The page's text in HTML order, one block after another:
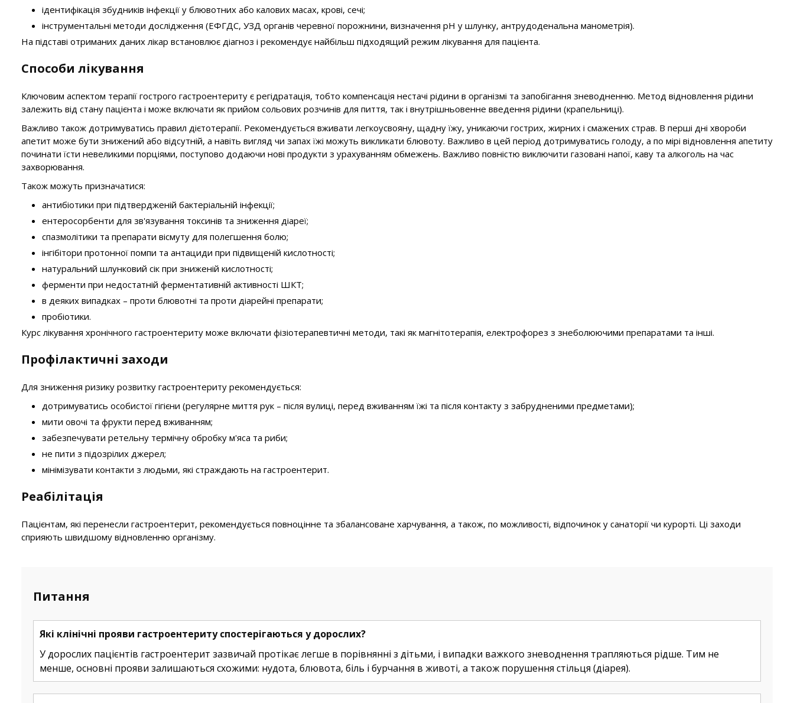
ідентифікація збудників інфекції у блювотних або калових масах, крові, сечі;
інструментальні методи дослідження (ЕФГДС, УЗД органів черевної порожнини, визначення рН у шлунку, антрудоденальна манометрія).
На підставі отриманих даних лікар встановлює діагноз і рекомендує найбільш підходящий режим лікування для пацієнта.
Способи лікування
Ключовим аспектом терапії гострого гастроентериту є регідратація, тобто компенсація нестачі рідини в організмі та запобігання зневодненню. Метод відновлення рідини
залежить від стану пацієнта і може включати як прийом сольових розчинів для пиття, так і внутрішньовенне введення рідини (крапельниці).
Важливо також дотримуватись правил дієтотерапії. Рекомендується вживати легкоусвояну, щадну їжу, уникаючи гострих, жирних і смажених страв. В перші дні хвороби
апетит може бути знижений або відсутній, а навіть вигляд чи запах їжі можуть викликати блювоту. Важливо в цей період дотримуватись голоду, а по мірі відновлення апетиту
починати їсти невеликими порціями, поступово додаючи нові продукти з урахуванням обмежень. Важливо повністю виключити газовані напої, каву та алкоголь на час
захворювання.
Також можуть призначатися:
антибіотики при підтвердженій бактеріальній інфекції;
ентеросорбенти для зв'язування токсинів та зниження діареї;
спазмолітики та препарати вісмуту для полегшення болю;
інгібітори протонної помпи та антациди при підвищеній кислотності;
натуральний шлунковий сік при зниженій кислотності;
ферменти при недостатній ферментативній активності ШКТ;
в деяких випадках – проти блювотні та проти діарейні препарати;
пробіотики.
Курс лікування хронічного гастроентериту може включати фізіотерапевтичні методи, такі як магнітотерапія, електрофорез з знеболюючими препаратами та інші.
Профілактичні заходи
Для зниження ризику розвитку гастроентериту рекомендується:
дотримуватись особистої гігієни (регулярне миття рук – після вулиці, перед вживанням їжі та після контакту з забрудненими предметами);
мити овочі та фрукти перед вживанням;
забезпечувати ретельну термічну обробку м'яса та риби;
не пити з підозрілих джерел;
мінімізувати контакти з людьми, які страждають на гастроентерит.
Реабілітація
Пацієнтам, які перенесли гастроентерит, рекомендується повноцінне та збалансоване харчування, а також, по можливості, відпочинок у санаторії чи курорті. Ці заходи
сприяють швидшому відновленню організму.
Питання
Які клінічні прояви гастроентериту спостерігаються у дорослих?
У дорослих пацієнтів гастроентерит зазвичай протікає легше в порівнянні з дітьми, і випадки важкого зневоднення трапляються рідше. Тим не
менше, основні прояви залишаються схожими: нудота, блювота, біль і бурчання в животі, а також порушення стільця (діарея).